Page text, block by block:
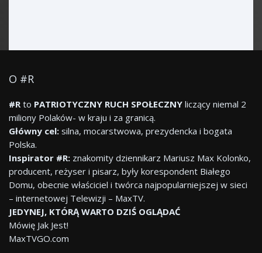
O #R
#Rto PATRIOTYCZNY RUCH SPOŁECZNY liczący niemal 2
miliony Polaków- w kraju i za granicą.
Główny cel: silna, mocarstwowa, prezydencka i bogata
Polska.
Inspirator #R: znakomity dziennikarz Mariusz Max Kolonko,
producent, reżyser i pisarz, były korespondent Białego
Domu, obecnie właściciel i twórca najpopularniejszej w sieci
– internetowej Telewizji – MaxTV.
JEDYNEJ, KTÓRĄ WARTO DZIŚ OGLĄDAĆ
Mówię Jak Jest!
MaxTVGO.com